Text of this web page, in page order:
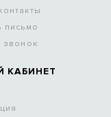
письмо
звонок
КАБИНЕТ